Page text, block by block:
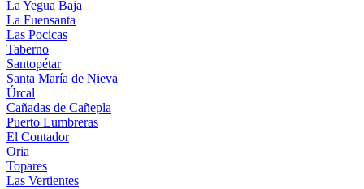
La Yegua Baja
La Fuensanta
Las Pocicas
Taberno
Santopétar
Santa María de Nieva
Úrcal
Cañadas de Cañepla
Puerto Lumbreras
El Contador
Oria
Topares
Las Vertientes